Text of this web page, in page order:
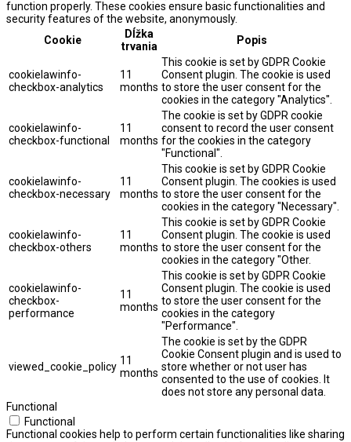
function properly. These cookies ensure basic functionalities and
security features of the website, anonymously.
Cookie
Dĺžka
trvania
Popis
cookielawinfo-
checkbox-analytics
11
months
This cookie is set by GDPR Cookie
Consent plugin. The cookie is used
to store the user consent for the
cookies in the category "Analytics".
cookielawinfo-
checkbox-functional
11
months
The cookie is set by GDPR cookie
consent to record the user consent
for the cookies in the category
"Functional".
cookielawinfo-
checkbox-necessary
11
months
This cookie is set by GDPR Cookie
Consent plugin. The cookies is used
to store the user consent for the
cookies in the category "Necessary".
cookielawinfo-
checkbox-others
11
months
This cookie is set by GDPR Cookie
Consent plugin. The cookie is used
to store the user consent for the
cookies in the category "Other.
cookielawinfo-
checkbox-
performance
11
months
This cookie is set by GDPR Cookie
Consent plugin. The cookie is used
to store the user consent for the
cookies in the category
"Performance".
viewed_cookie_policy 11
months
The cookie is set by the GDPR
Cookie Consent plugin and is used to
store whether or not user has
consented to the use of cookies. It
does not store any personal data.
Functional
Functional
Functional cookies help to perform certain functionalities like sharing